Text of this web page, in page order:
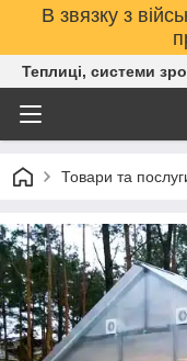
В звязку з
Теплиці, системи
Товари та